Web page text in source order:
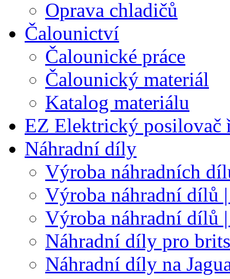
Oprava chladičů
Čalounictví
Čalounické práce
Čalounický materiál
Katalog materiálu
EZ Elektrický posilovač
Náhradní díly
Výroba náhradních
Výroba náhradní dílů |
Výroba náhradní dílů
Náhradní díly pro
Náhradní díly na